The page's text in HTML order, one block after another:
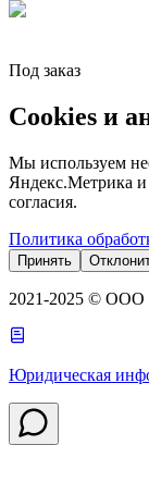
Под заказ
Cookies и
Мы используем
Яндекс.Метрика и
согласия.
Политика
Принять
2021-2025 ©
Юридическая